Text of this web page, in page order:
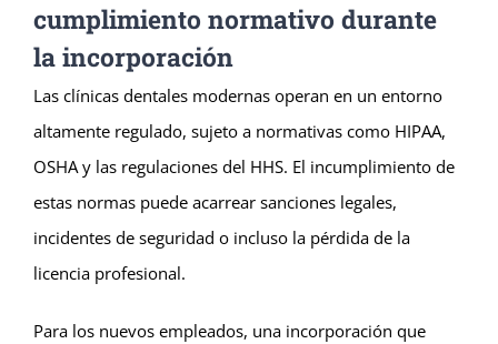
cumplimiento normativo durante
la incorporación
Las clínicas dentales modernas operan en un entorno
altamente regulado, sujeto a normativas como HIPAA,
OSHA y las regulaciones del HHS. El incumplimiento de
estas normas puede acarrear sanciones legales,
incidentes de seguridad o incluso la pérdida de la
licencia profesional.
Para los nuevos empleados, una incorporación que